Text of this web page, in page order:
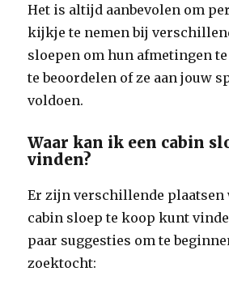
Het is altijd aanbevolen om
kijkje te nemen bij
sloepen om hun afmetingen
te beoordelen of ze aan jouw
voldoen.
Waar kan ik een cabin
vinden?
Er zijn verschillende plaatsen
cabin sloep te koop kunt
paar suggesties om te
zoektocht: